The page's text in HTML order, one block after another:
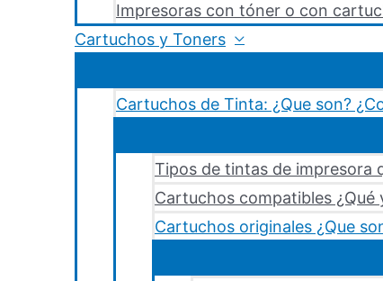
Impresoras con tóner o con
Cartuchos y Toners
Cartuchos de Tinta: ¿Que son?
Tipos de tintas de impresora
Cartuchos compatibles
Cartuchos originales ¿Que